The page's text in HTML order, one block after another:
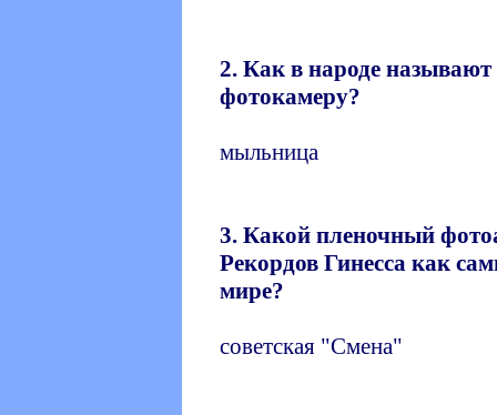
2. Как в народе
фотокамеру?
мыльница
3. Какой пленочный
Рекордов Гинесса как
мире?
советская "Смена"